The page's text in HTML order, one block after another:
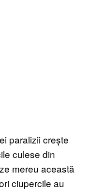
paralizii crește
culese din
mereu această
ciupercile au